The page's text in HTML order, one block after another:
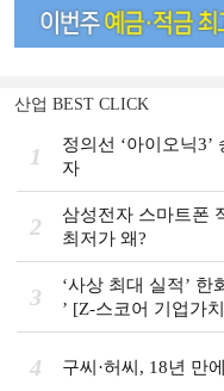
산업 BEST CLICK
1
정의선 ‘아이오닉3ʼ
자
2
삼성전자 스마트폰
최저가 왜?
3
‘사상 최대 실적ʼ 한
ʼ [Z-스코어 기업가
4 구씨·허씨, 18년 만